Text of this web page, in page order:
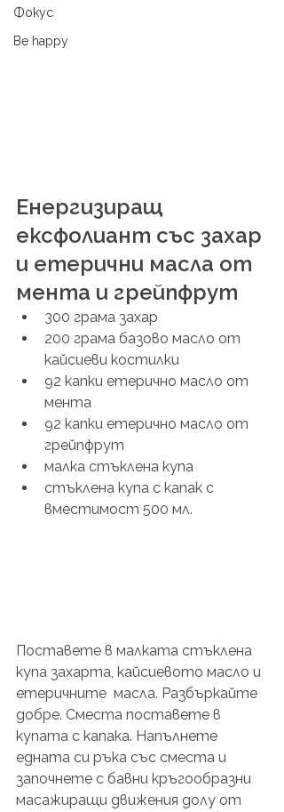
Фокус
Be happy
Енергизиращ
ексфолиант със захар
и етерични масла от
мента и грейпфрут
300 грама захар
200 грама базово масло от
кайсиеви костилки
92 капки етерично масло от
мента
92 капки етерично масло от
грейпфрут
малка стъклена купа
стъклена купа с капак с
вместимост 500 мл.
Поставете в малката стъклена
купа захарта, кайсиевото масло и
етеричните  масла. Разбъркайте
добре. Сместа поставете в
купата с капака. Напълнете
едната си ръка със сместа и
започнете с бавни кръгообразни
масажиращи движения долу от